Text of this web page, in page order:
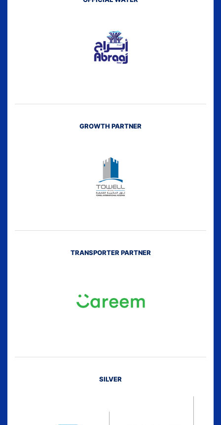
GROWTH PARTNER
TRANSPORTER PARTNER
SILVER